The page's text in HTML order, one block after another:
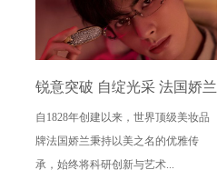
锐意突破 自绽光采 法国娇兰
携手新晋彩妆代言人宋威龙
致献新春臻礼
自1828年创建以来，世界顶级美妆品
牌法国娇兰秉持以美之名的优雅传
承，始终将科研创新与艺术...